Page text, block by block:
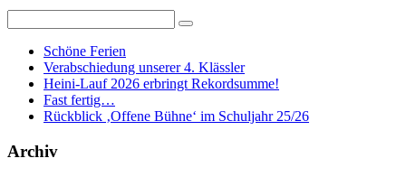
Schöne Ferien
Verabschiedung unserer 4. Klässler
Heini-Lauf 2026 erbringt Rekordsumme!
Fast fertig…
Rückblick ‚Offene Bühne‘ im Schuljahr 25/26
Archiv